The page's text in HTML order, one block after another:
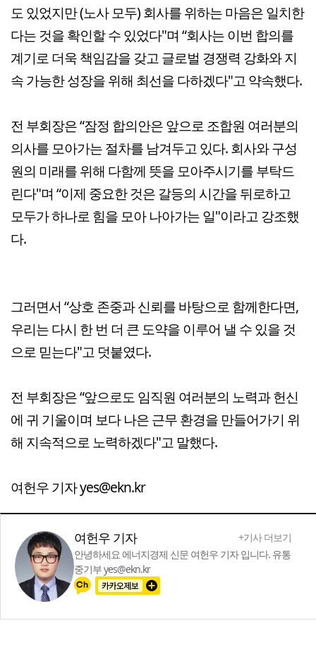
도 있었지만 (노사 모두) 회사를 위하는 마음은 일치한
다는 것을 확인할 수 있었다"며 “회사는 이번 합의를
계기로 더욱 책임감을 갖고 글로벌 경쟁력 강화와 지
속 가능한 성장을 위해 최선을 다하겠다"고 약속했다.
전 부회장은 “잠정 합의안은 앞으로 조합원 여러분의
의사를 모아가는 절차를 남겨두고 있다. 회사와 구성
원의 미래를 위해 다함께 뜻을 모아주시기를 부탁드
린다"며 “이제 중요한 것은 갈등의 시간을 뒤로하고
모두가 하나로 힘을 모아 나아가는 일"이라고 강조했
다.
그러면서 “상호 존중과 신뢰를 바탕으로 함께한다면,
우리는 다시 한 번 더 큰 도약을 이루어 낼 수 있을 것
으로 믿는다"고 덧붙였다.
전 부회장은 “앞으로도 임직원 여러분의 노력과 헌신
에 귀 기울이며 보다 나은 근무 환경을 만들어가기 위
해 지속적으로 노력하겠다"고 말했다.
여헌우 기자 yes@ekn.kr
여헌우 기자
+기사 더보기
안녕하세요 에너지경제 신문 여헌우 기자 입니다. 유통
중기부 yes@ekn.kr